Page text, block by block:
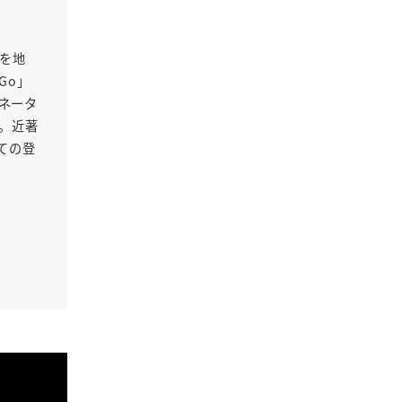
地
」
ータ
近著
の登